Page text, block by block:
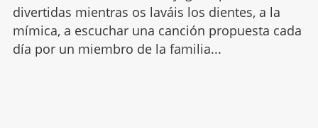
divertidas mientras os laváis los dientes, a la
mímica, a escuchar una canción propuesta cada
día por un miembro de la familia...